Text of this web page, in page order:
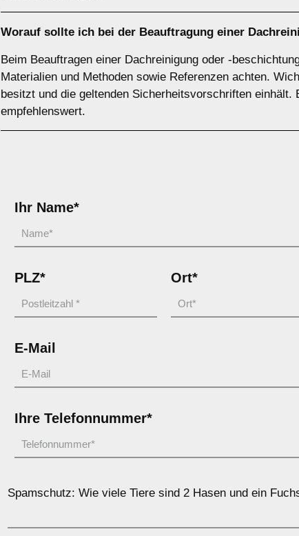
Worauf sollte ich bei der Beauftragung einer
Beim Beauftragen einer Dachreinigung oder -
Materialien und Methoden sowie Referenzen achten.
besitzt und die geltenden Sicherheitsvorschriften
empfehlenswert.
Ihr Name*
PLZ* Ort*
E-Mail
Ihre Telefonnummer*
Spamschutz: Wie viele Tiere sind 2 Hasen und ein